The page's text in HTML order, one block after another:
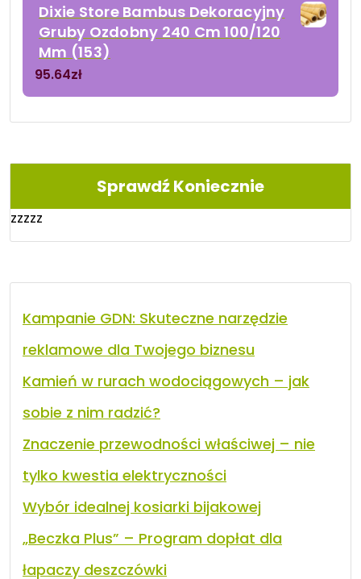
Dixie Store Bambus Dekoracyjny
Gruby Ozdobny 240 Cm 100/120
Mm (153)
95.64zł
Sprawdź Koniecznie
zzzzz
Kampanie GDN: Skuteczne narzędzie
reklamowe dla Twojego biznesu
Kamień w rurach wodociągowych – jak
sobie z nim radzić?
Znaczenie przewodności właściwej – nie
tylko kwestia elektryczności
Wybór idealnej kosiarki bijakowej
„Beczka Plus” – Program dopłat dla
łapaczy deszczówki